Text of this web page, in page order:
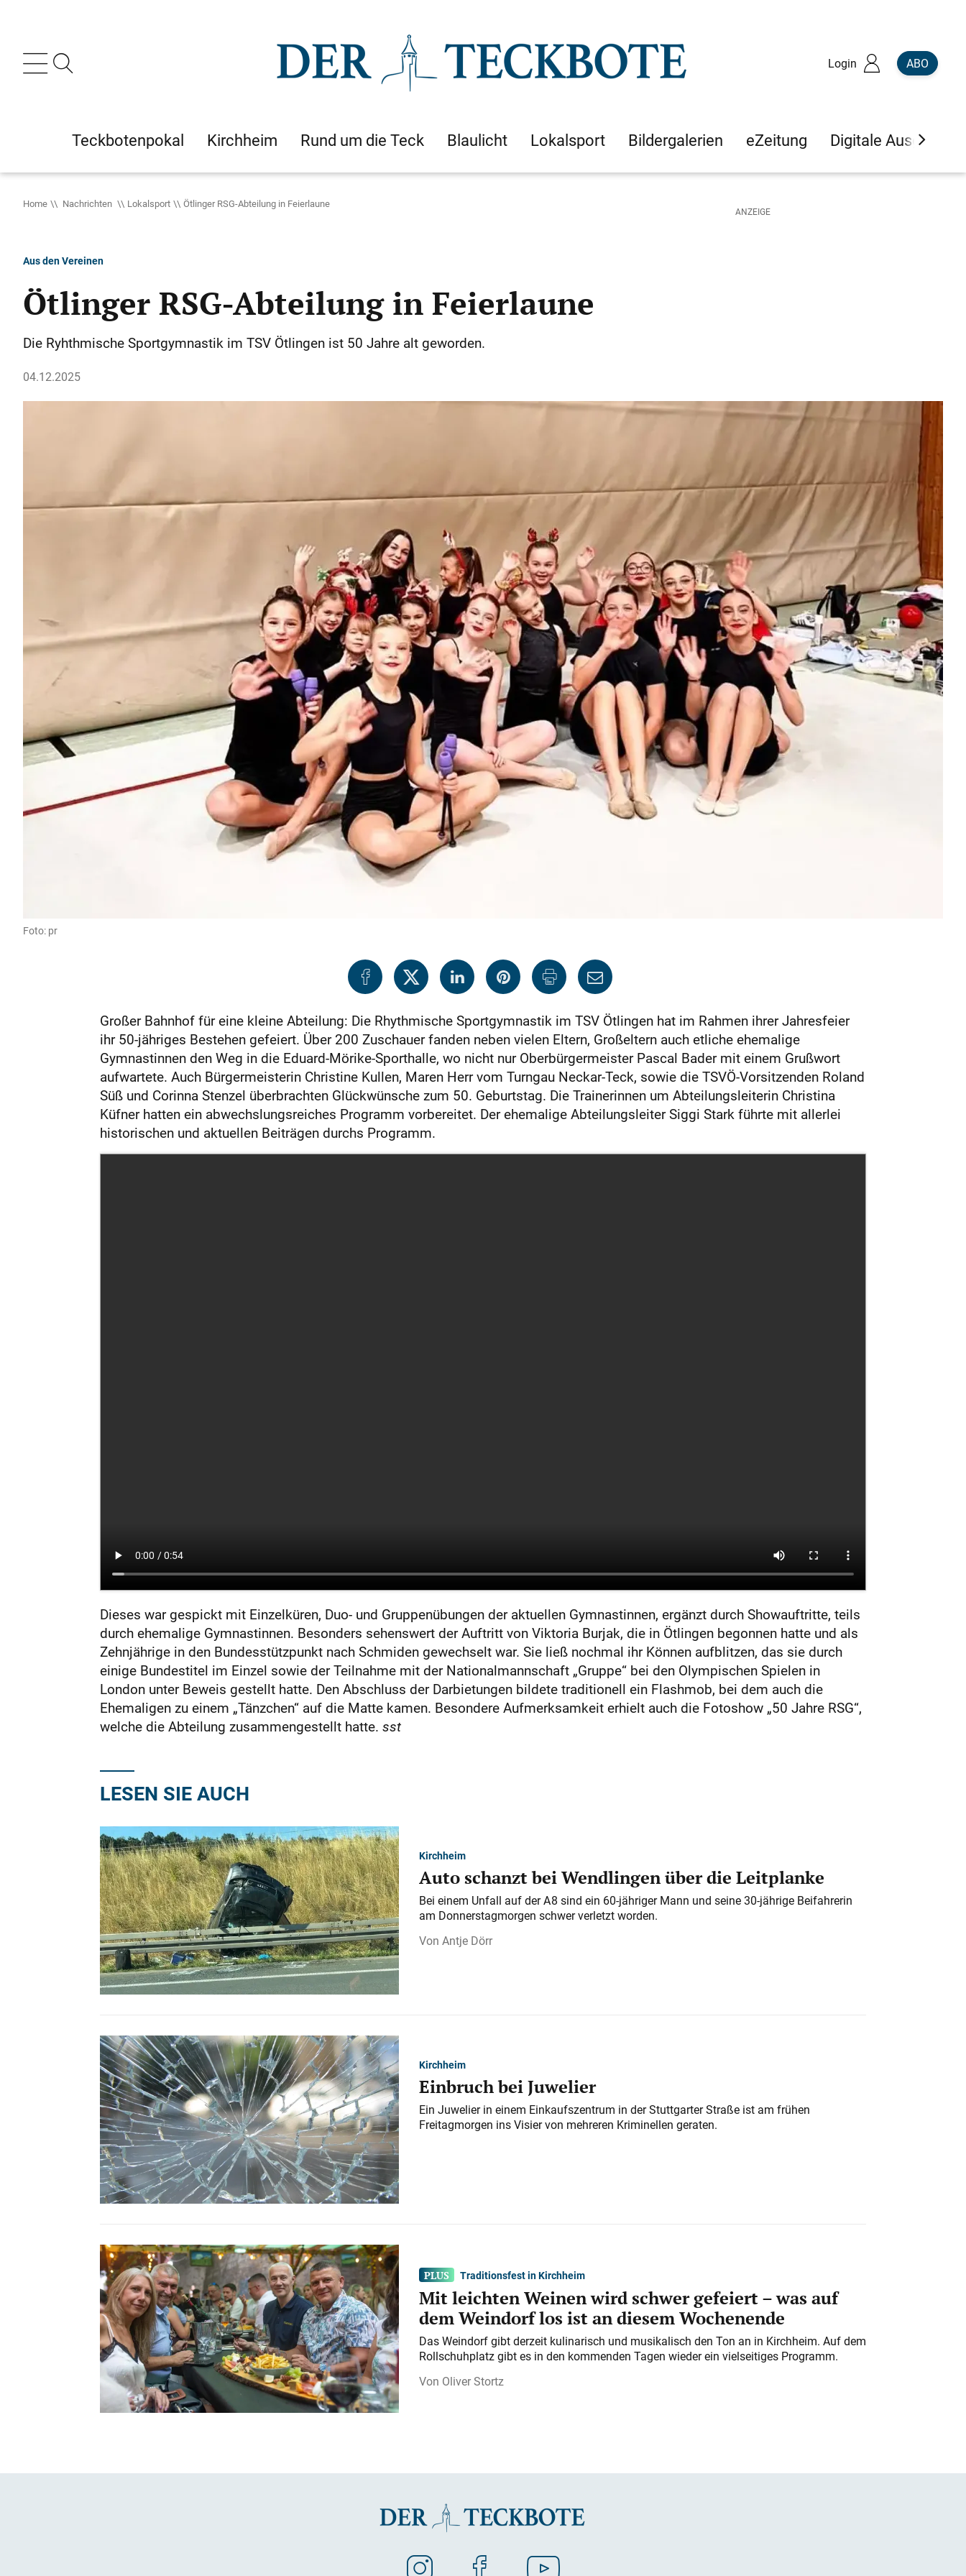
Login ABO
Teckbotenpokal Kirchheim Rund um die Teck Blaulicht Lokalsport Bildergalerien eZeitung Digitale Ausgaben
Home Nachrichten Lokalsport Ötlinger RSG-Abteilung in Feierlaune
Aus den Vereinen
Ötlinger RSG-Abteilung in Feierlaune
Die Ryhthmische Sportgymnastik im TSV Ötlingen ist 50 Jahre alt geworden.
04.12.2025
Foto: pr
Großer Bahnhof für eine kleine Abteilung: Die Rhythmische Sportgymnastik im TSV Ötlingen hat im Rahmen ihrer Jahresfeier
ihr 50-jähriges Bestehen gefeiert. Über 200 Zuschauer fanden neben vielen Eltern, Großeltern auch etliche ehemalige
Gymnastinnen den Weg in die Eduard-Mörike-Sporthalle, wo nicht nur Oberbürgermeister Pascal Bader mit einem Grußwort
aufwartete. Auch Bürgermeisterin Christine Kullen, Maren Herr vom Turngau Neckar-Teck, sowie die TSVÖ-Vorsitzenden Roland
Süß und Corinna Stenzel überbrachten Glückwünsche zum 50. Geburtstag. Die Trainerinnen um Abteilungsleiterin Christina
Küfner hatten ein abwechslungsreiches Programm vorbereitet. Der ehemalige Abteilungsleiter Siggi Stark führte mit allerlei
historischen und aktuellen Beiträgen durchs Programm.
Dieses war gespickt mit Einzelküren, Duo- und Gruppenübungen der aktuellen Gymnastinnen, ergänzt durch Showauftritte, teils
durch ehemalige Gymnastinnen. Besonders sehenswert der Auftritt von Viktoria Burjak, die in Ötlingen begonnen hatte und als
Zehnjährige in den Bundesstützpunkt nach Schmiden gewechselt war. Sie ließ nochmal ihr Können aufblitzen, das sie durch
einige Bundestitel im Einzel sowie der Teilnahme mit der Nationalmannschaft „Gruppe“ bei den Olympischen Spielen in
London unter Beweis gestellt hatte. Den Abschluss der Darbietungen bildete traditionell ein Flashmob, bei dem auch die
Ehemaligen zu einem „Tänzchen“ auf die Matte kamen. Besondere Aufmerksamkeit erhielt auch die Fotoshow „50 Jahre RSG“,
welche die Abteilung zusammengestellt hatte. sst
LESEN SIE AUCH
Kirchheim
Auto schanzt bei Wendlingen über die Leitplanke
Bei einem Unfall auf der A 8 sind ein 60-jähriger Mann und seine 30-jährige Beifahrerin
am Donnerstagmorgen schwer verletzt worden.
Antje Dörr
Kirchheim
Einbruch bei Juwelier
Ein Juwelier in einem Einkaufszentrum in der Stuttgarter Straße ist am frühen
Freitagmorgen ins Visier von mehreren Kriminellen geraten.
Traditionsfest in Kirchheim
Mit leichten Weinen wird schwer gefeiert – was auf
dem Weindorf los ist an diesem Wochenende
Das Weindorf gibt derzeit kulinarisch und musikalisch den Ton an in Kirchheim. Auf dem
Rollschuhplatz gibt es in den kommenden Tagen wieder ein vielseitiges Programm.
Oliver Stortz